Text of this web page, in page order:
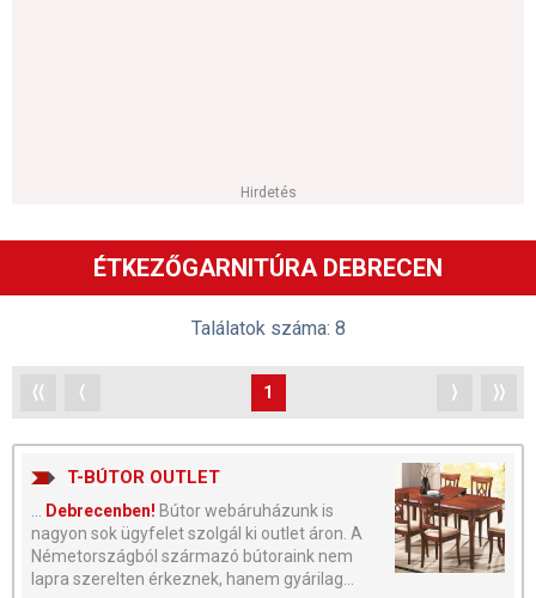
Hirdetés
ÉTKEZŐGARNITÚRA DEBRECEN
Találatok száma: 8
⟨⟨ ⟨ 1 ⟩ ⟩⟩
T-BÚTOR OUTLET
... Debrecenben! Bútor webáruházunk is
nagyon sok ügyfelet szolgál ki outlet áron. A
Németországból származó bútoraink nem
lapra szerelten érkeznek, hanem gyárilag...